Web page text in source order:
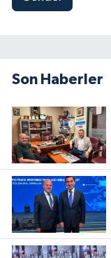
Son Haberler